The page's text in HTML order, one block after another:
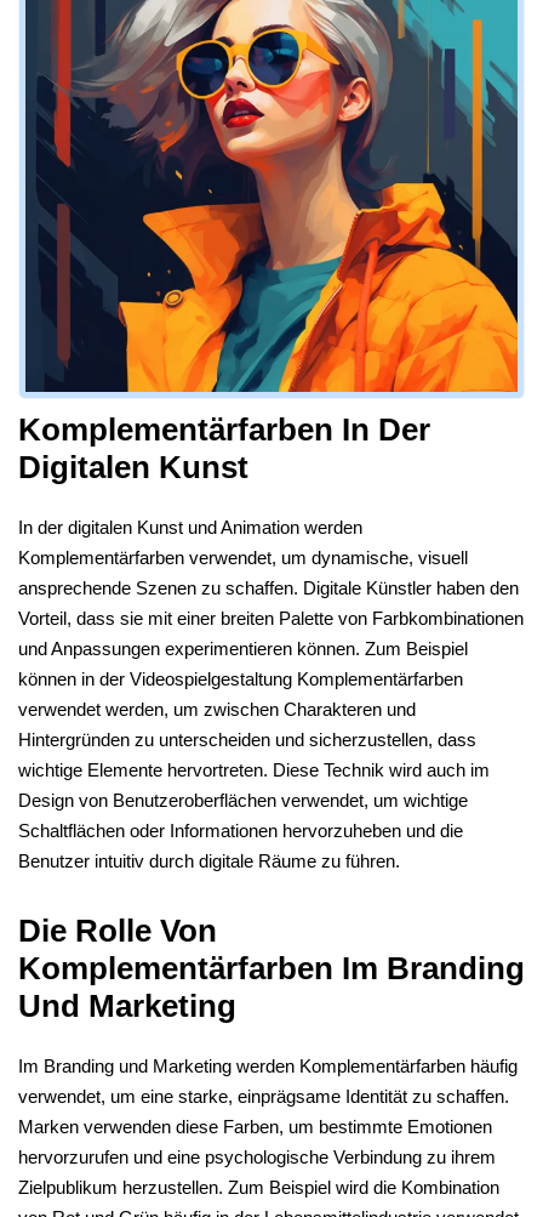
Komplementärfarben In Der
Digitalen Kunst
In der digitalen Kunst und Animation werden
Komplementärfarben verwendet, um dynamische, visuell
ansprechende Szenen zu schaffen. Digitale Künstler haben den
Vorteil, dass sie mit einer breiten Palette von Farbkombinationen
und Anpassungen experimentieren können. Zum Beispiel
können in der Videospielgestaltung Komplementärfarben
verwendet werden, um zwischen Charakteren und
Hintergründen zu unterscheiden und sicherzustellen, dass
wichtige Elemente hervortreten. Diese Technik wird auch im
Design von Benutzeroberflächen verwendet, um wichtige
Schaltflächen oder Informationen hervorzuheben und die
Benutzer intuitiv durch digitale Räume zu führen.
Die Rolle Von
Komplementärfarben Im Branding
Und Marketing
Im Branding und Marketing werden Komplementärfarben häufig
verwendet, um eine starke, einprägsame Identität zu schaffen.
Marken verwenden diese Farben, um bestimmte Emotionen
hervorzurufen und eine psychologische Verbindung zu ihrem
Zielpublikum herzustellen. Zum Beispiel wird die Kombination